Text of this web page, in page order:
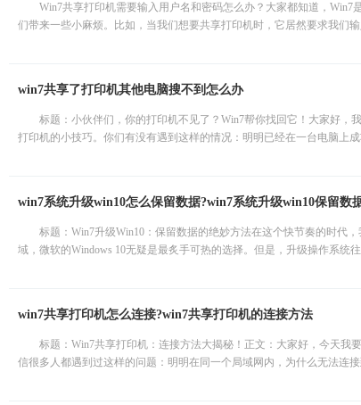
Win7共享打印机需要输入用户名和密码怎么办？大家都知道，
们带来一些小麻烦。比如，当我们想要共享打印机时，它居然要求我们
win7共享了打印机其他电脑搜不到怎么办
标题：小伙伴们，你的打印机不见了？Win7帮你找回它！大家好，
打印机的小技巧。你们有没有遇到这样的情况：明明已经在一台电脑上
win7系统升级win10怎么保留数据?win7系统升级win10保留数
标题：Win7升级Win10：保留数据的绝妙方法在这个快节奏的时代
域，微软的Windows 10无疑是最炙手可热的选择。但是，升级操作系统
win7共享打印机怎么连接?win7共享打印机的连接方法
标题：Win7共享打印机：连接方法大揭秘！正文：大家好，今天我
信很多人都遇到过这样的问题：明明在同一个局域网内，为什么无法连